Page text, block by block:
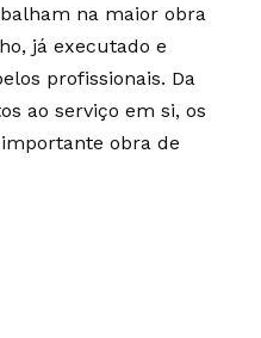
na maior obra
já executado e
profissionais. Da
ao serviço em si, os
obra de